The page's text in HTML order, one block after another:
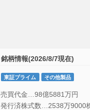
銘柄情報(2026/8/7現在)
東証プライム その他製品
売買代金…98億5881万円
発行済株式数…2538万9000